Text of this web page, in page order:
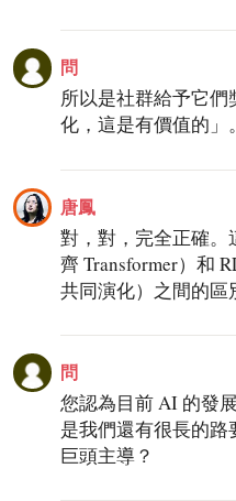
問
所以是社群給予它
化，這是有價值的」。
唐鳳
對，對，完全正確。
齊 Transformer）和
共同演化）之間的區
問
您認為目前 AI 的發
是我們還有很長的
巨頭主導？